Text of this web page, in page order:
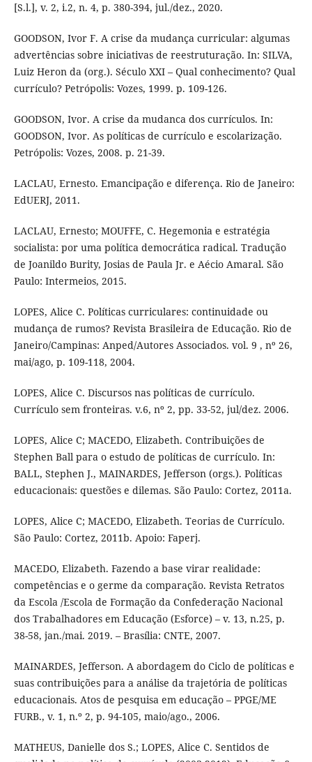
[S.l.], v. 2, i.2, n. 4, p. 380-394, jul./dez., 2020.
GOODSON, Ivor F. A crise da mudança curricular: algumas
advertências sobre iniciativas de reestruturação. In: SILVA,
Luiz Heron da (org.). Século XXI – Qual conhecimento? Qual
currículo? Petrópolis: Vozes, 1999. p. 109-126.
GOODSON, Ivor. A crise da mudanca dos currículos. In:
GOODSON, Ivor. As políticas de currículo e escolarização.
Petrópolis: Vozes, 2008. p. 21-39.
LACLAU, Ernesto. Emancipação e diferença. Rio de Janeiro:
EdUERJ, 2011.
LACLAU, Ernesto; MOUFFE, C. Hegemonia e estratégia
socialista: por uma política democrática radical. Tradução
de Joanildo Burity, Josias de Paula Jr. e Aécio Amaral. São
Paulo: Intermeios, 2015.
LOPES, Alice C. Políticas curriculares: continuidade ou
mudança de rumos? Revista Brasileira de Educação. Rio de
Janeiro/Campinas: Anped/Autores Associados. vol. 9 , nº 26,
mai/ago, p. 109-118, 2004.
LOPES, Alice C. Discursos nas políticas de currículo.
Currículo sem fronteiras. v.6, nº 2, pp. 33-52, jul/dez. 2006.
LOPES, Alice C; MACEDO, Elizabeth. Contribuições de
Stephen Ball para o estudo de políticas de currículo. In:
BALL, Stephen J., MAINARDES, Jefferson (orgs.). Políticas
educacionais: questões e dilemas. São Paulo: Cortez, 2011a.
LOPES, Alice C; MACEDO, Elizabeth. Teorias de Currículo.
São Paulo: Cortez, 2011b. Apoio: Faperj.
MACEDO, Elizabeth. Fazendo a base virar realidade:
competências e o germe da comparação. Revista Retratos
da Escola /Escola de Formação da Confederação Nacional
dos Trabalhadores em Educação (Esforce) – v. 13, n.25, p.
38-58, jan./mai. 2019. – Brasília: CNTE, 2007.
MAINARDES, Jefferson. A abordagem do Ciclo de políticas e
suas contribuições para a análise da trajetória de políticas
educacionais. Atos de pesquisa em educação – PPGE/ME
FURB., v. 1, n.º 2, p. 94-105, maio/ago., 2006.
MATHEUS, Danielle dos S.; LOPES, Alice C. Sentidos de